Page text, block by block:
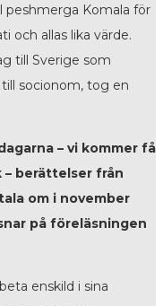
peshmerga Komala för
och allas lika värde.
till Sverige som
socionom, tog en
– vi kommer få
berättelser från
om i november
på föreläsningen
enskild i sina